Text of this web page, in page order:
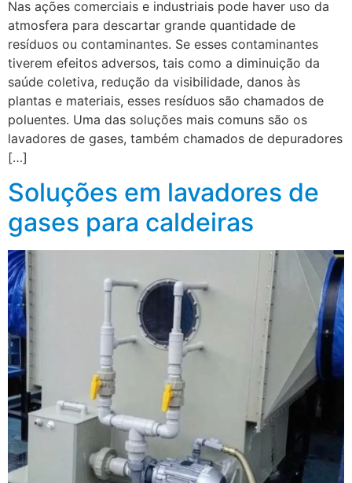
Nas ações comerciais e industriais pode haver uso da
atmosfera para descartar grande quantidade de
resíduos ou contaminantes. Se esses contaminantes
tiverem efeitos adversos, tais como a diminuição da
saúde coletiva, redução da visibilidade, danos às
plantas e materiais, esses resíduos são chamados de
poluentes. Uma das soluções mais comuns são os
lavadores de gases, também chamados de depuradores
[…]
Soluções em lavadores de
gases para caldeiras